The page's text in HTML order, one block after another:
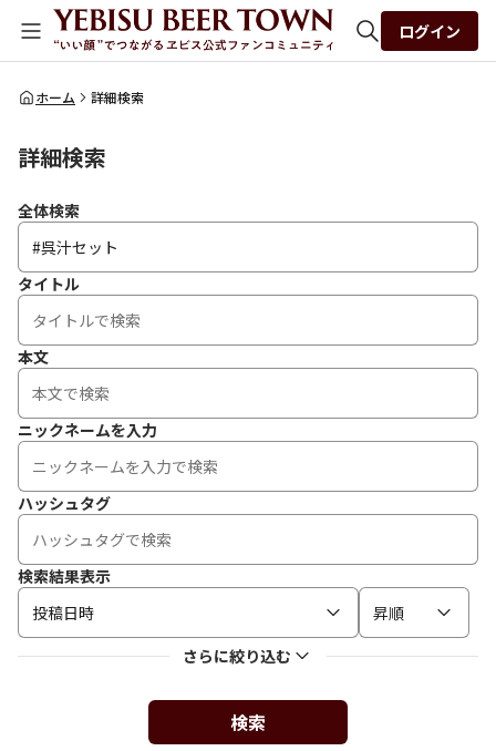
全体検索
ログイン
ホーム 詳細検索
詳細検索
全体検索
タイトル
本文
ニックネームを入力
ハッシュタグ
検索結果表示
投稿日時
昇順
さらに絞り込む
検索